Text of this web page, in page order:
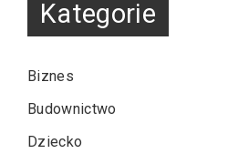
Kategorie
Biznes
Budownictwo
Dziecko